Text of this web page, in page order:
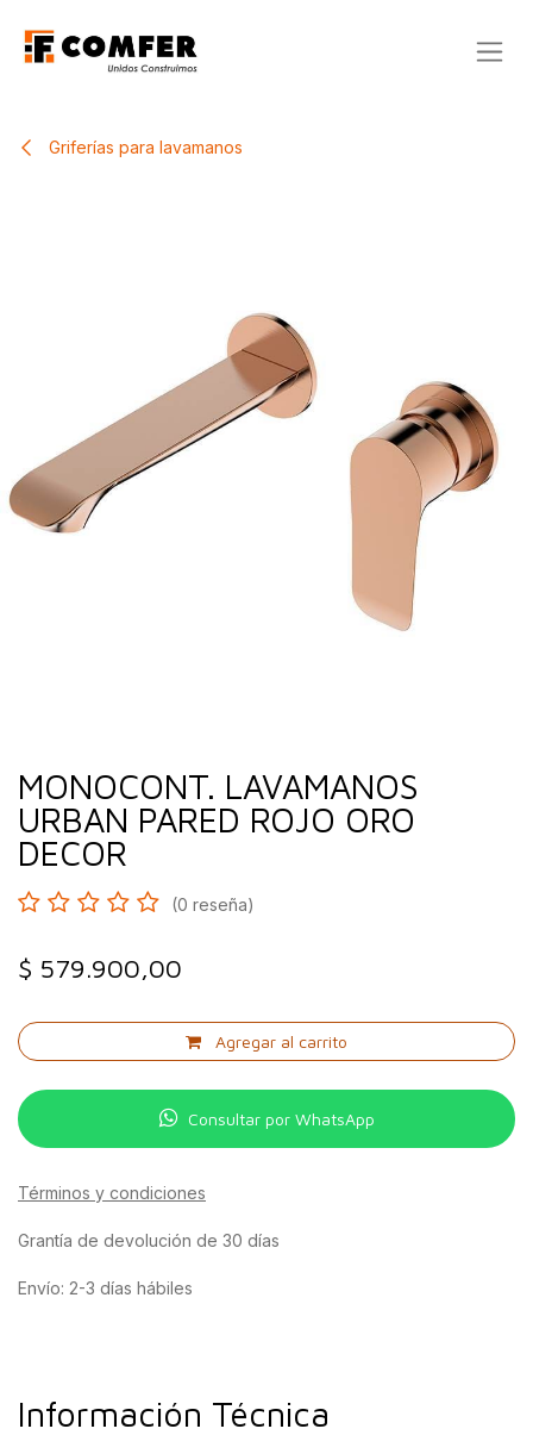
Griferías para lavamanos
MONOCONT. LAVAMANOS
URBAN PARED ROJO ORO
DECOR
(0 reseña)
$ 579.900,00
Agregar al carrito
Consultar por WhatsApp
Términos y condiciones
Grantía de devolución de 30 días
Envío: 2-3 días hábiles
Información Técnica